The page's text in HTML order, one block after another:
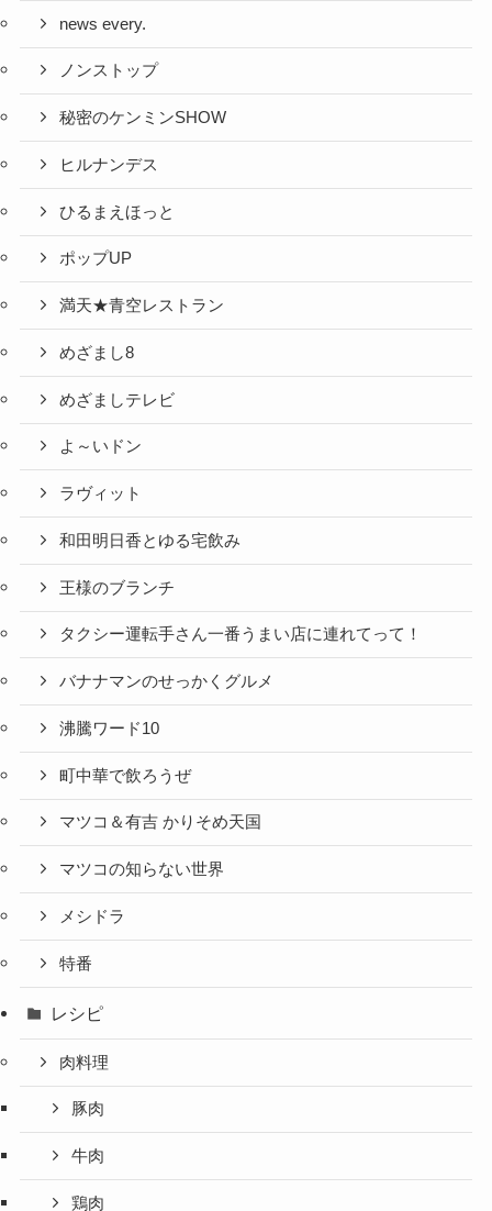
news every.
ノンストップ
秘密のケンミンSHOW
ヒルナンデス
ひるまえほっと
ポップUP
満天★青空レストラン
めざまし8
めざましテレビ
よ～いドン
ラヴィット
和田明日香とゆる宅飲み
王様のブランチ
タクシー運転手さん一番うまい店に連れてって！
バナナマンのせっかくグルメ
沸騰ワード10
町中華で飲ろうぜ
マツコ＆有吉 かりそめ天国
マツコの知らない世界
メシドラ
特番
レシピ
肉料理
豚肉
牛肉
鶏肉